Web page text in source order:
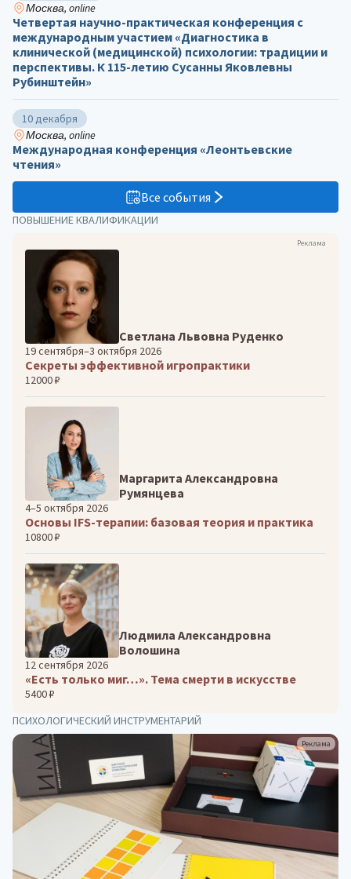
ПОВЫШЕНИЕ КВАЛИФИКАЦИИ
Реклама
Светлана Львовна Руденко
19 сентября–3 октября 2026
Секреты эффективной игропрактики
12000 ₽
Маргарита Александровна
Румянцева
4–5 октября 2026
Основы IFS-терапии: базовая теория и практика
10800 ₽
Людмила Александровна
Волошина
12 сентября 2026
«Есть только миг…». Тема смерти в искусстве
5400 ₽
ПСИХОЛОГИЧЕСКИЙ ИНСТРУМЕНТАРИЙ
Реклама
Москва, online
Четвертая научно-практическая конференция с
международным участием «Диагностика в
клинической (медицинской) психологии: традиции и
перспективы. К 115-летию Сусанны Яковлевны
Рубинштейн»
10 декабря
Москва, online
Международная конференция «Леонтьевские
чтения»
Все события